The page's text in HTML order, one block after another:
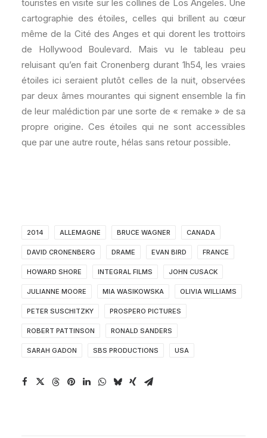
touristes en visite sur les collines de Los Angeles. Une
cartographie des étoiles, celles qui brillent au cœur
même de la Cité des Anges et qui dorent les trottoirs
de Hollywood Boulevard. Mais vu le tableau peu
reluisant qu’en fait Cronenberg durant 1h54, les vraies
étoiles ici seraient plutôt celles de la nuit, observées
par deux âmes mourantes qui signent ensemble la fin
de leur malédiction par une sorte de « remake » de sa
propre origine. Ces étoiles qui ne sont accessibles
que par une autre route, hélas sans retour possible.
2014 ALLEMAGNE BRUCE WAGNER CANADA
DAVID CRONENBERG DRAME EVAN BIRD FRANCE
HOWARD SHORE INTEGRAL FILMS JOHN CUSACK
JULIANNE MOORE MIA WASIKOWSKA OLIVIA WILLIAMS
PETER SUSCHITZKY PROSPERO PICTURES
ROBERT PATTINSON RONALD SANDERS
SARAH GADON SBS PRODUCTIONS USA